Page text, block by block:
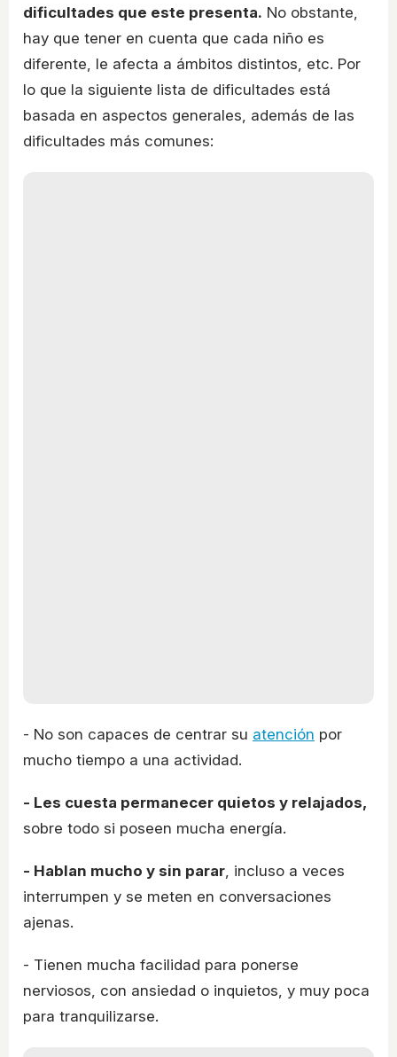
dificultades que este presenta. No obstante,
hay que tener en cuenta que cada niño es
diferente, le afecta a ámbitos distintos, etc. Por
lo que la siguiente lista de dificultades está
basada en aspectos generales, además de las
dificultades más comunes:
- No son capaces de centrar su atención por
mucho tiempo a una actividad.
- Les cuesta permanecer quietos y relajados,
sobre todo si poseen mucha energía.
- Hablan mucho y sin parar , incluso a veces
interrumpen y se meten en conversaciones
ajenas.
- Tienen mucha facilidad para ponerse
nerviosos, con ansiedad o inquietos, y muy poca
para tranquilizarse.